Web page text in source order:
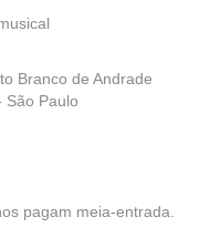
Branco de Andrade
São Paulo
pagam meia-entrada.